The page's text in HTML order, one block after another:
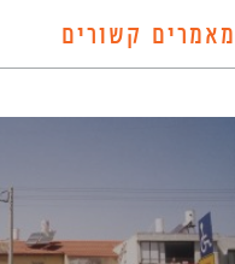
מאמרים קשורים